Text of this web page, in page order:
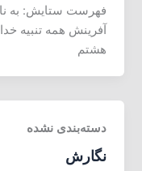
فهرست ستایش: به
آفرینش همه تنبیه
هشتم
دسته‌بندی نشده
نگارش